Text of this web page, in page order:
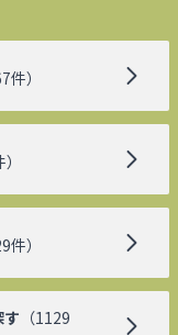
件）
件）
（1129